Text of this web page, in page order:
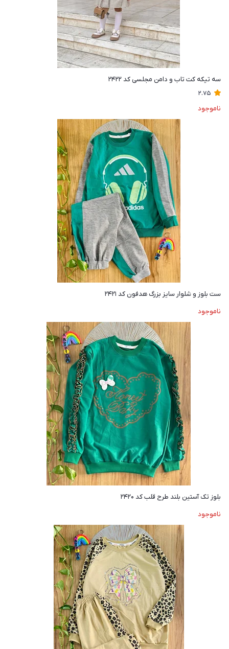
سه تیکه کت تاب و دامن مجلسی کد ۲۴۲۲
2.75
ناموجود
ست بلوز و شلوار سایز بزرگ هدفون کد ۲۴۲۱
ناموجود
بلوز تک آستین بلند طرح قلب کد ۲۴۲۰
ناموجود